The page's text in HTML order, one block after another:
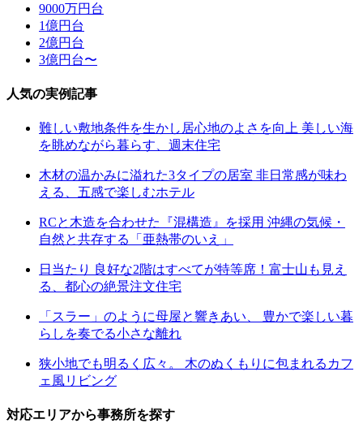
9000万円台
1億円台
2億円台
3億円台〜
人気の実例記事
難しい敷地条件を生かし居心地のよさを向上 美しい海
を眺めながら暮らす、週末住宅
木材の温かみに溢れた3タイプの居室 非日常感が味わ
える、五感で楽しむホテル
RCと木造を合わせた『混構造』を採用 沖縄の気候・
自然と共存する「亜熱帯のいえ」
日当たり 良好な2階はすべてが特等席！富士山も見え
る、都心の絶景注文住宅
「スラー」のように母屋と響きあい、 豊かで楽しい暮
らしを奏でる小さな離れ
狭小地でも明るく広々。 木のぬくもりに包まれるカフ
ェ風リビング
対応エリアから事務所を探す